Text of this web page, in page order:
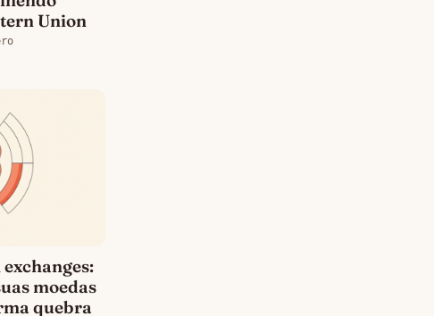
Union
moedas
quebra